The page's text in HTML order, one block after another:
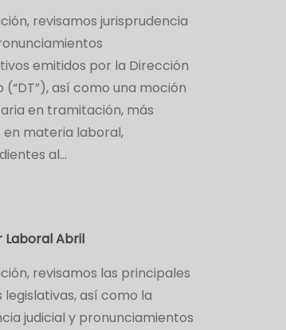
revisamos jurisprudencia
emitidos por la Dirección
(“DT”), así como una moción
en tramitación, más
materia laboral,
al…
Laboral Abril
revisamos las principales
legislativas, así como la
judicial y pronunciamientos